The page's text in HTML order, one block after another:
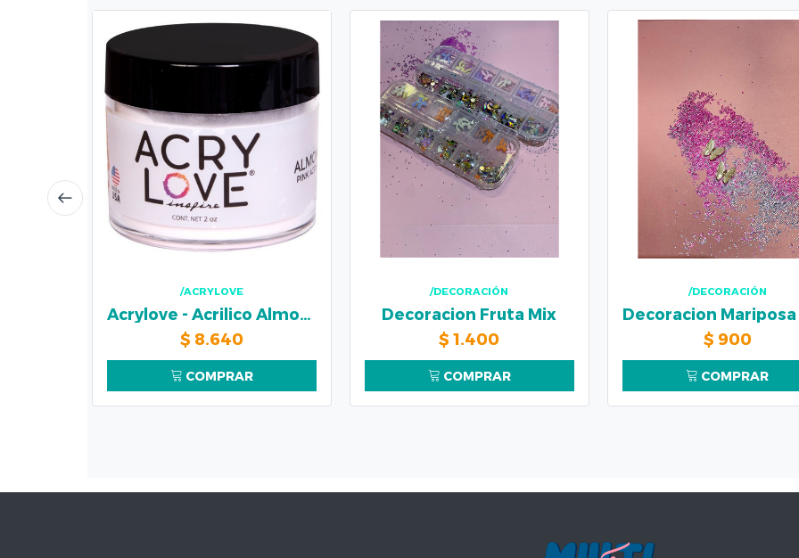
/ACRYLOVE
Acrylove - Acrilico Almond Pink 56 gr
$ 8.640
COMPRAR
/DECORACIÓN
Decoracion Fruta Mix
$1.400
COMPRAR
/DECORACIÓN
$ 900
COMPRAR